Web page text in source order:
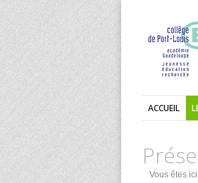
ACCUEIL
Vous êtes